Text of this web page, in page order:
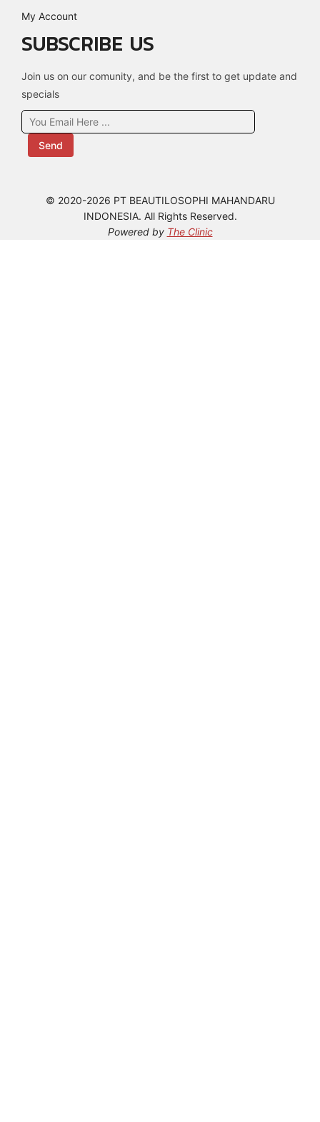
My Account
SUBSCRIBE US
Join us on our comunity, and be the first to get update and
specials
Send
© 2020-2026 PT BEAUTILOSOPHI MAHANDARU
INDONESIA. All Rights Reserved.
Powered by The Clinic